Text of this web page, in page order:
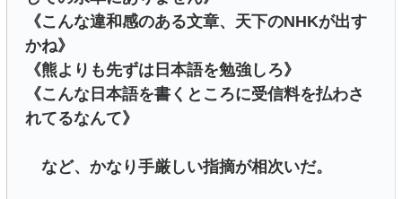
《こんな違和感のある文章、天下のNHKが出す
かね》
《熊よりも先ずは日本語を勉強しろ》
《こんな日本語を書くところに受信料を払わさ
れてるなんて》
など、かなり手厳しい指摘が相次いだ。